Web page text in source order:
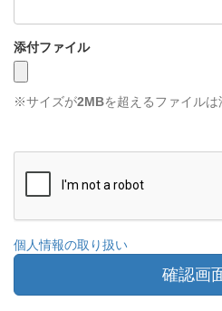
添付ファイル
※サイズが2MBを超えるファイルは
個人情報の取り扱い
確認画